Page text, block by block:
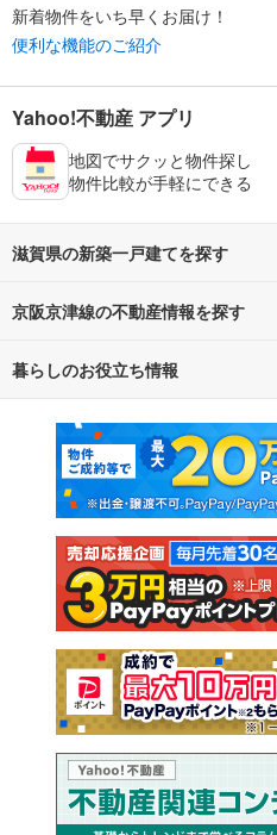
新着物件をいち早くお届け！
便利な機能のご紹介
Yahoo!不動産 アプリ
地図でサクッと物件探し
物件比較が手軽にできる
滋賀県の新築一戸建てを探す
路線・駅から探す
通勤・通学時間から探す
京阪京津線の不動産情報を探す
不動産・住宅
新築マンション
新築一戸建て
注文住宅
売却査定
暮らしのお役立ち情報
マンションカタログ